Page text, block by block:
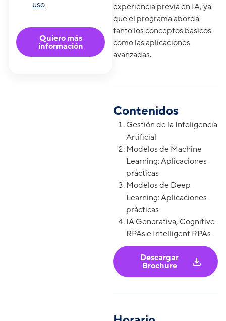
experiencia previa en IA, ya
que el programa aborda
tanto los conceptos básicos
como las aplicaciones
avanzadas.
Contenidos
Gestión de la Inteligencia
Artificial
Modelos de Machine
Learning: Aplicaciones
prácticas
Modelos de Deep
Learning: Aplicaciones
prácticas
IA Generativa, Cognitive
RPAs e Intelligent RPAs
Descargar
Brochure
uso
Quiero más
información